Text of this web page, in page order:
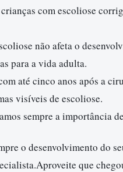
crianças com escoliose
não afeta o
para a vida adulta.
até cinco anos após a
visíveis de escoliose.
sempre a importância
o desenvolvimento do
que